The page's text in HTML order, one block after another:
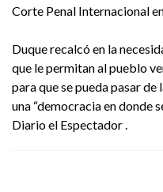
Corte Penal Internacional
Duque recalcó en la
que le permitan al pueblo
para que se pueda pasar
una “democracia en donde
Diario el Espectador .